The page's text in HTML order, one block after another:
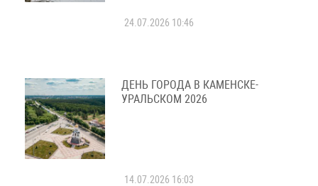
24.07.2026 10:46
ДЕНЬ ГОРОДА В КАМЕНСКЕ-
УРАЛЬСКОМ 2026
14.07.2026 16:03